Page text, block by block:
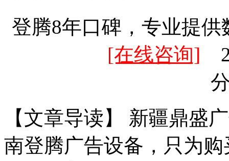
登腾8年口碑，专业提
[在线咨询]
【文章导读】 新疆鼎盛
南登腾广告设备，只为